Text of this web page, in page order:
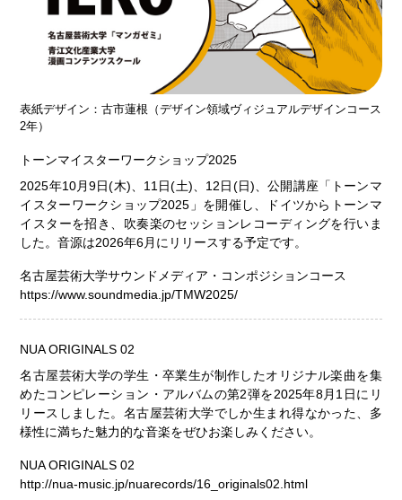
表紙デザイン：古市蓮根（デザイン領域ヴィジュアルデザインコース
2年）
トーンマイスターワークショップ2025
2025年10月9日(木)、11日(土)、12日(日)、公開講座「トーンマ
イスターワークショップ2025」を開催し、ドイツからトーンマ
イスターを招き、吹奏楽のセッションレコーディングを行いま
した。音源は2026年6月にリリースする予定です。
名古屋芸術大学サウンドメディア・コンポジションコース
https://www.soundmedia.jp/TMW2025/
NUA ORIGINALS 02
名古屋芸術大学の学生・卒業生が制作したオリジナル楽曲を集
めたコンピレーション・アルバムの第2弾を2025年8月1日にリ
リースしました。名古屋芸術大学でしか生まれ得なかった、多
様性に満ちた魅力的な音楽をぜひお楽しみください。
NUA ORIGINALS 02
http://nua-music.jp/nuarecords/16_originals02.html